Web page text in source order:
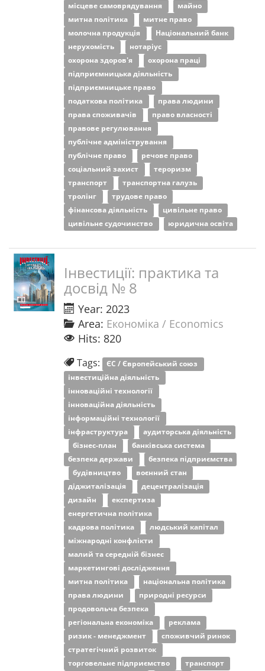
місцеве самоврядування
майно
митна політика
митне право
молочна продукція
Національний банк
нерухомість
нотаріус
охорона здоров'я
охорона праці
підприємницька діяльність
підприємницьке право
податкова політика
права людини
права споживачів
право власності
правове регулювання
публічне адміністрування
публічне право
речове право
соціальний захист
тероризм
транспорт
транспортна галузь
тролінг
трудове право
фінансова діяльність
цивільне право
цивільне судочинство
юридична освіта
Інвестиції: практика та
досвід № 8
Year: 2023
Area: Економіка / Economics
Hits: 820
Tags: ЄС / Європейський союз
інвестиційна діяльність
інноваційні технології
інноваційна діяльність
інформаційні технології
інфраструктура
аудиторська діяльність
бізнес-план
банківська система
безпека держави
безпека підприємства
будівництво
воєнний стан
діджиталізація
децентралізація
дизайн
експертиза
енергетична політика
кадрова політика
людський капітал
міжнародні конфлікти
малий та середній бізнес
маркетингові дослідження
митна політика
національна політика
права людини
природні ресурси
продовольча безпека
регіональна економіка
реклама
ризик - менеджмент
споживчий ринок
стратегічний розвиток
торговельне підприємство
транспорт